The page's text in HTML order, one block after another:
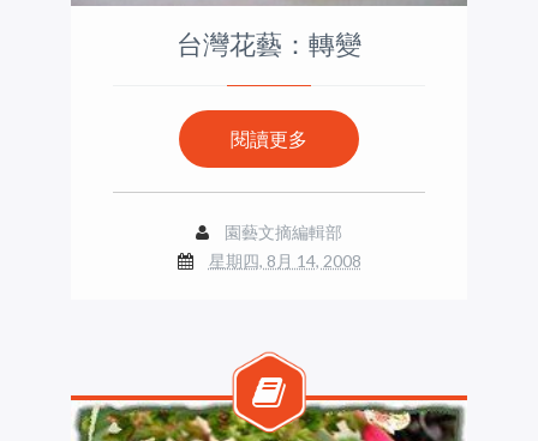
台灣花藝：轉變
閱讀更多
園藝文摘編輯部
星期四, 8月 14, 2008